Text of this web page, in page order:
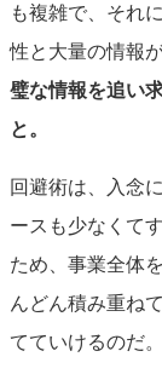
も複雑で、それ
性と大量の情報
璧な情報を追い
と。
回避術は、入念
ースも少なくて
ため、事業全体
んどん積み重ね
てていけるのだ。